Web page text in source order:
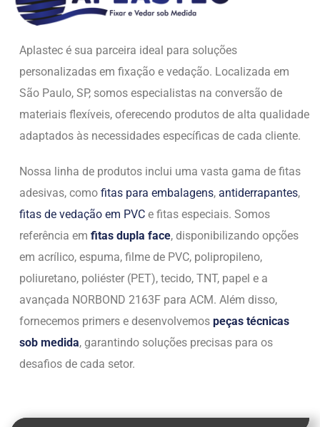
Aplastec é sua parceira ideal para soluções
personalizadas em fixação e vedação. Localizada em
São Paulo, SP, somos especialistas na conversão de
materiais flexíveis, oferecendo produtos de alta qualidade
adaptados às necessidades específicas de cada cliente.
Nossa linha de produtos inclui uma vasta gama de fitas
adesivas, como fitas para embalagens, antiderrapantes,
fitas de vedação em PVC e fitas especiais. Somos
referência em fitas dupla face, disponibilizando opções
em acrílico, espuma, filme de PVC, polipropileno,
poliuretano, poliéster (PET), tecido, TNT, papel e a
avançada NORBOND 2163F para ACM. Além disso,
fornecemos primers e desenvolvemos peças técnicas
sob medida, garantindo soluções precisas para os
desafios de cada setor.